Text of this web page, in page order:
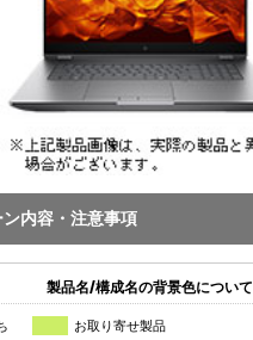
内容・注意事項
製品名/構成名の背景色について
お取り寄せ製品